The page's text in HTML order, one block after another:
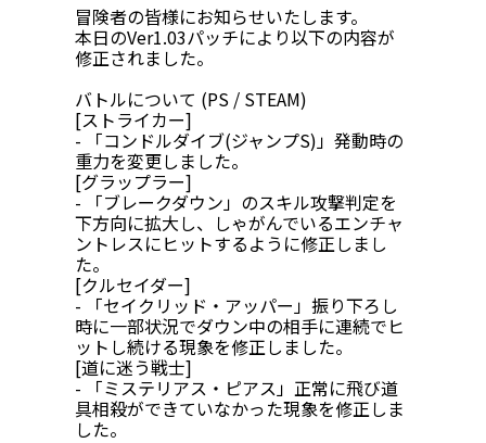
冒険者の皆様にお知らせいたします。
本日のVer1.03パッチにより以下の内容が
修正されました。
バトルについて (PS / STEAM)
[ストライカー]
- 「コンドルダイブ(ジャンプS)」発動時の
重力を変更しました。
[グラップラー]
- 「ブレークダウン」のスキル攻撃判定を
下方向に拡大し、しゃがんでいるエンチャ
ントレスにヒットするように修正しまし
た。
[クルセイダー]
- 「セイクリッド・アッパー」振り下ろし
時に一部状況でダウン中の相手に連続でヒ
ットし続ける現象を修正しました。
[道に迷う戦士]
- 「ミステリアス・ピアス」正常に飛び道
具相殺ができていなかった現象を修正しま
した。